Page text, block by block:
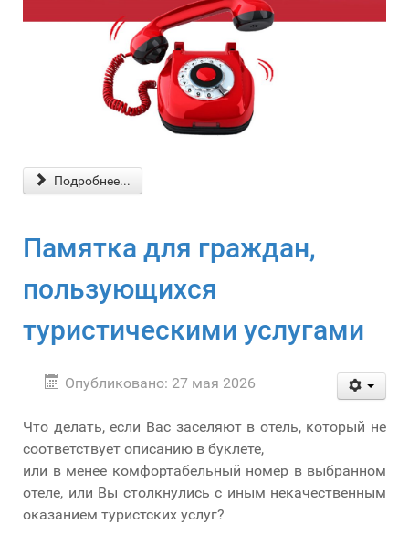
Подробнее...
Памятка для граждан,
пользующихся
туристическими услугами
Опубликовано: 27 мая 2026
Что делать, если Вас заселяют в отель, который не
соответствует описанию в буклете,
или в менее комфортабельный номер в выбранном
отеле, или Вы столкнулись с иным некачественным
оказанием туристских услуг?